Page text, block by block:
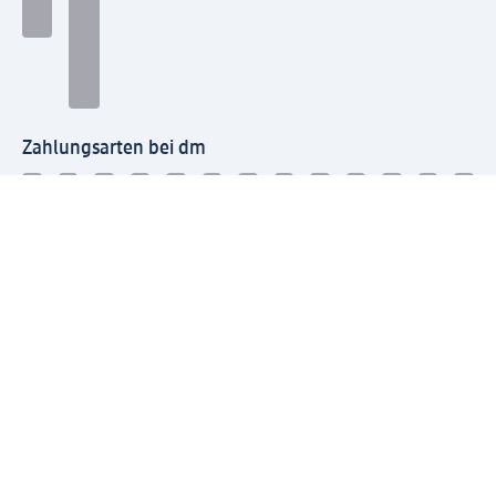
Zahlungsarten bei dm